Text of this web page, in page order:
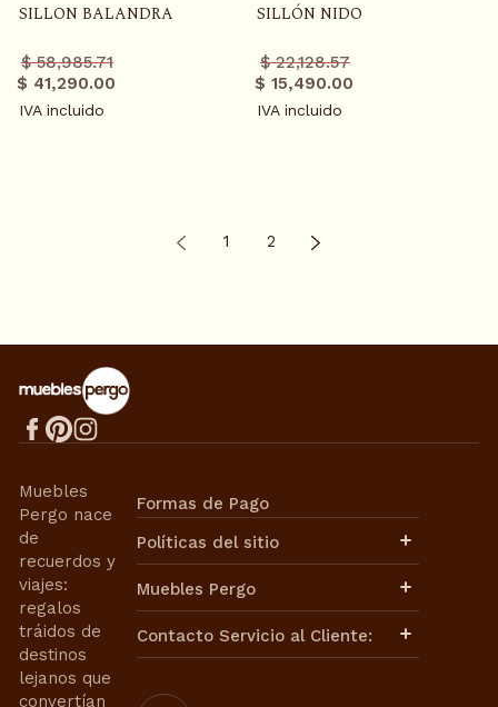
SILLON BALANDRA
Precio
regular
$ 58,985.71
$ 41,290.00
Precio
promo
IVA incluido
SILLÓN NIDO
Precio
regular
$ 22,128.57
$ 15,490.00
Precio
promo
IVA incluido
1 2
Muebles
Pergo nace
de
recuerdos y
viajes:
regalos
tráidos de
destinos
lejanos que
convertían
Formas de Pago
Políticas del sitio
Términos de Uso
Muebles Pergo
Cambios y Devoluciones
Nuestra Historia
Contacto Servicio al Cliente: